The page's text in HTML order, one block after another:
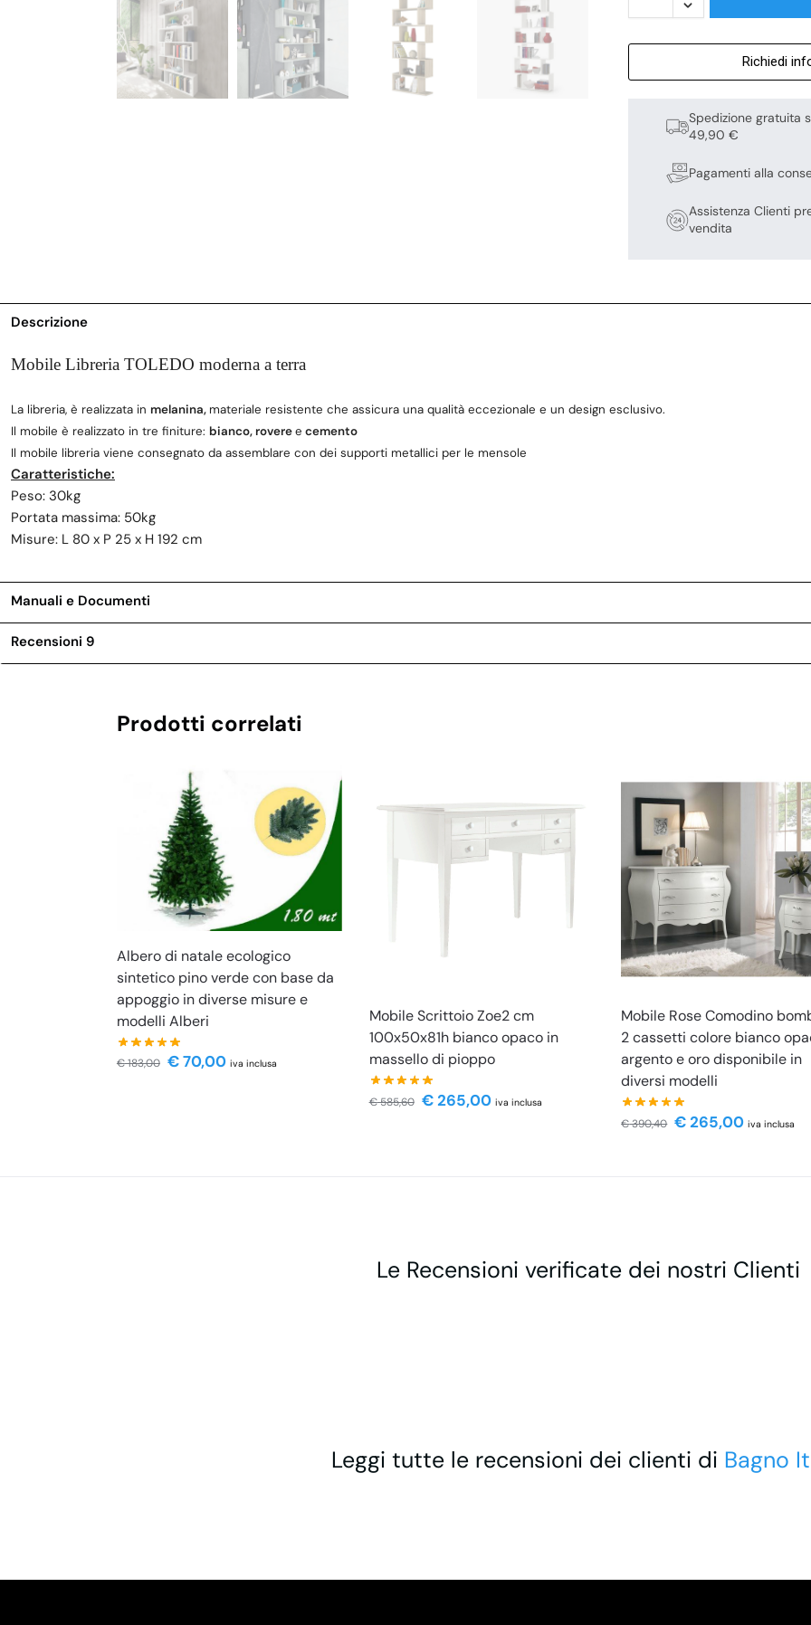
Richiedi
Spedizione gratuita
49,90 €
Pagamenti alla
Assistenza Clienti
vendita
Descrizione
Mobile Libreria TOLEDO moderna a terra
La libreria, è realizzata in melanina, materiale resistente che assicura una qualità eccezionale e un design esclusivo.
Il mobile è realizzato in tre finiture: bianco, roveree cemento
Il mobile libreria viene consegnato da assemblare con dei supporti metallici per le mensole
Caratteristiche:
Peso: 30kg
Portata massima: 50kg
Misure: L 80 x P 25 x H 192 cm
Manuali e Documenti
Recensioni 9
Prodotti correlati
Albero di natale ecologico
sintetico pino verde con base da
appoggio in diverse misure e
modelli Alberi
€183,00 €70,00 iva inclusa
Mobile Scrittoio Zoe2 cm
100x50x81h bianco opaco in
massello di pioppo
€585,60 €265,00 iva inclusa
Mobile Rose Comodino
2 cassetti colore bianco
argento e oro disponibile in
diversi modelli
€390,40 €265,00 iva inclusa
Le Recensioni verificate dei nostri Clienti
Leggi tutte le recensioni dei clienti di Bagno